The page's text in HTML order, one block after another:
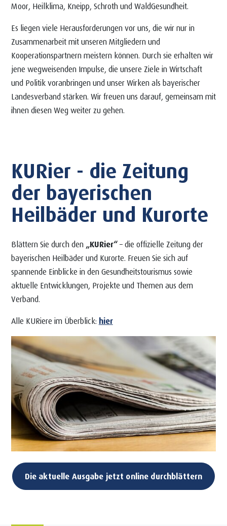
Moor, Heilklima, Kneipp, Schroth und WaldGesundheit.
Es liegen viele Herausforderungen vor uns, die wir nur in
Zusammenarbeit mit unseren Mitgliedern und
Kooperationspartnern meistern können. Durch sie erhalten wir
jene wegweisenden Impulse, die unsere Ziele in Wirtschaft
und Politik voranbringen und unser Wirken als bayerischer
Landesverband stärken. Wir freuen uns darauf, gemeinsam mit
ihnen diesen Weg weiter zu gehen.
KURier - die Zeitung
der bayerischen
Heilbäder und Kurorte
Blättern Sie durch den „KURier“– die offizielle Zeitung der
bayerischen Heilbäder und Kurorte. Freuen Sie sich auf
spannende Einblicke in den Gesundheitstourismus sowie
aktuelle Entwicklungen, Projekte und Themen aus dem
Verband.
Alle KURiere im Überblick: hier
Die aktuelle Ausgabe jetzt online durchblättern